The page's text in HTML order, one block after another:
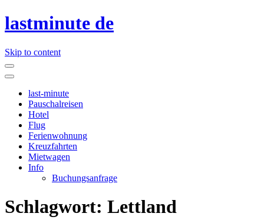
lastminute de
Skip to content
last-minute
Pauschalreisen
Hotel
Flug
Ferienwohnung
Kreuzfahrten
Mietwagen
Info
Buchungsanfrage
Schlagwort: Lettland